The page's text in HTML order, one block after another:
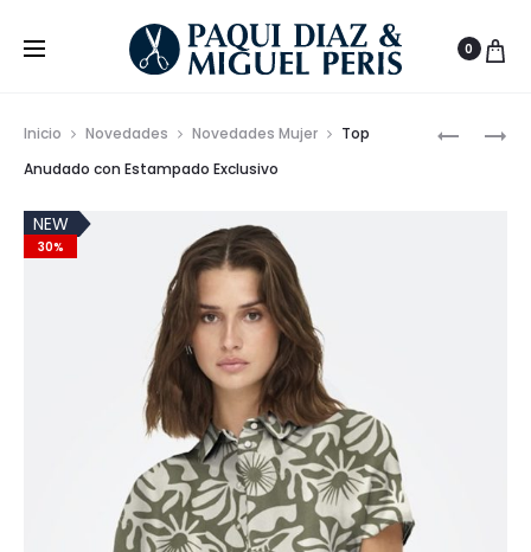
0
Inicio Novedades Novedades Mujer
Top
Anudado con Estampado Exclusivo
30%
NEW